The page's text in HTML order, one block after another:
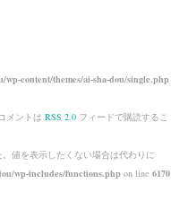
wp-content/themes/ai-sha-dou/single.php
メントは RSS 2.0 フィードで購読するこ
値を表示したくない場合は代わりに
wp-includes/functions.php on line 6170